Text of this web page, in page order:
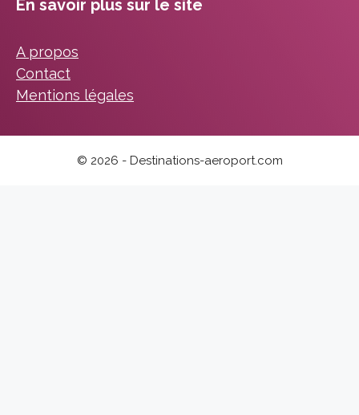
En savoir plus sur le site
A propos
Contact
Mentions légales
© 2026 - Destinations-aeroport.com